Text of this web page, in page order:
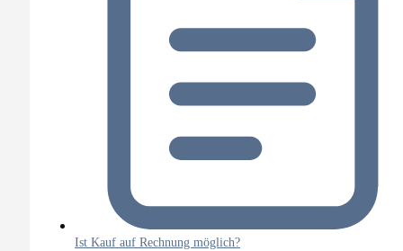
Ist Kauf auf Rechnung möglich?